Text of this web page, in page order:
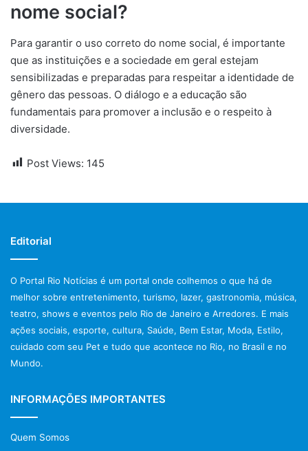
nome social?
Para garantir o uso correto do nome social, é importante
que as instituições e a sociedade em geral estejam
sensibilizadas e preparadas para respeitar a identidade de
gênero das pessoas. O diálogo e a educação são
fundamentais para promover a inclusão e o respeito à
diversidade.
Post Views: 145
Editorial
O Portal Rio Notícias é um portal onde colhemos o que há de
melhor sobre entretenimento, turismo, lazer, gastronomia, música,
teatro, shows e eventos pelo Rio de Janeiro e Arredores. E mais
ações sociais, esporte, cultura, Saúde, Bem Estar, Moda, Estilo,
cuidado com seu Pet e tudo que acontece no Rio, no Brasil e no
Mundo.
INFORMAÇÕES IMPORTANTES
Quem Somos